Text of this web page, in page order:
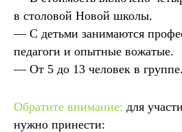
в столовой Новой школы.
— С детьми занимаются
педагоги и опытные вожатые.
— От 5 до 13 человек в группе.
Обратите внимание: для
нужно принести: